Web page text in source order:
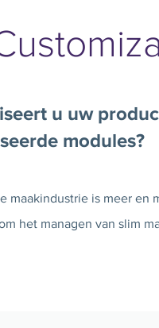
u uw
modules?
maakindustrie is meer en
het managen van slim